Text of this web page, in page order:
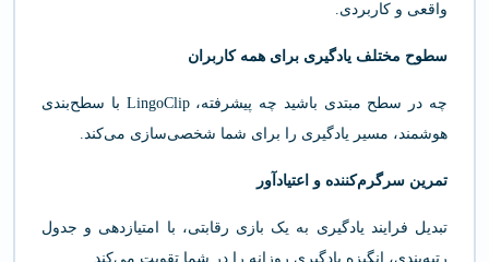
واقعی و کاربردی.
سطوح مختلف یادگیری برای همه کاربران
چه در سطح مبتدی باشید چه پیشرفته، LingoClip با سطح‌بندی
هوشمند، مسیر یادگیری را برای شما شخصی‌سازی می‌کند.
تمرین سرگرم‌کننده و اعتیادآور
تبدیل فرایند یادگیری به یک بازی رقابتی، با امتیازدهی و جدول
رتبه‌بندی، انگیزه یادگیری روزانه را در شما تقویت می‌کند.